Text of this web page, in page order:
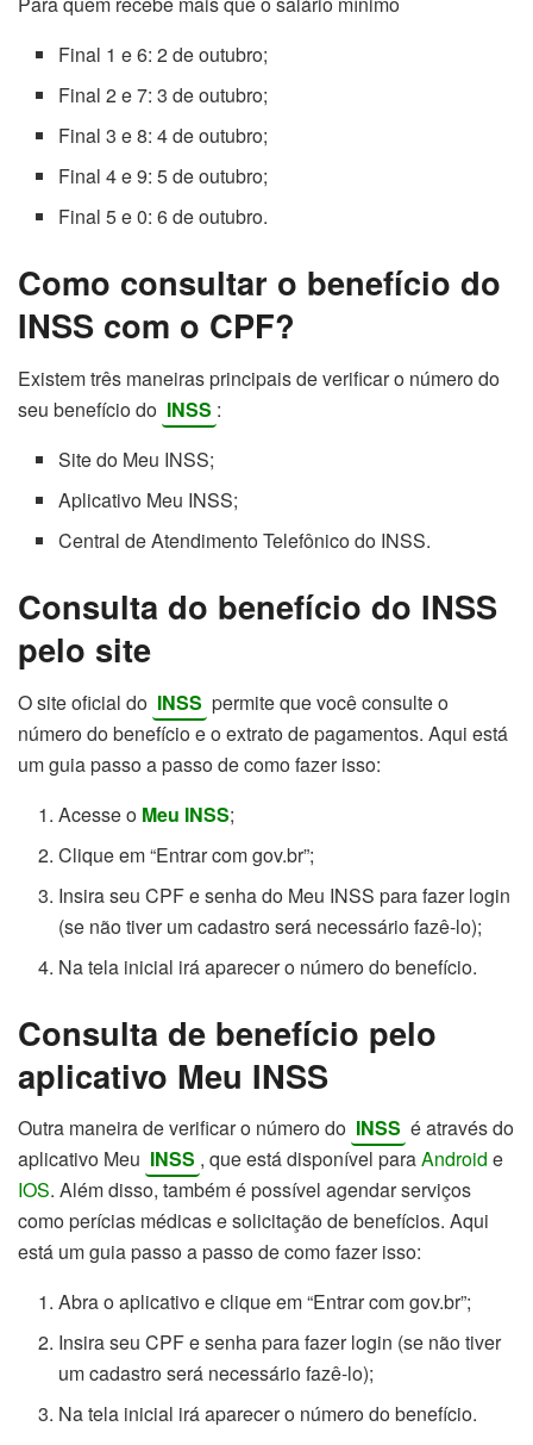
Final 1 e 6: 2 de outubro;
Final 2 e 7: 3 de outubro;
Final 3 e 8: 4 de outubro;
Final 4 e 9: 5 de outubro;
Final 5 e 0: 6 de outubro.
Como consultar o benefício do
INSS com o CPF?
Existem três maneiras principais de verificar o número do
seu benefício do INSS :
Site do Meu INSS;
Aplicativo Meu INSS;
Central de Atendimento Telefônico do INSS.
Consulta do benefício do INSS
pelo site
O site oficial do INSS permite que você consulte o
número do benefício e o extrato de pagamentos. Aqui está
um guia passo a passo de como fazer isso:
Acesse o Meu INSS;
Clique em “Entrar com gov.br”;
Insira seu CPF e senha do Meu INSS para fazer login
(se não tiver um cadastro será necessário fazê-lo);
Na tela inicial irá aparecer o número do benefício.
Consulta de benefício pelo
aplicativo Meu INSS
Outra maneira de verificar o número do INSS é através do
aplicativo Meu INSS , que está disponível paraAndroid e
IOS. Além disso, também é possível agendar serviços
como perícias médicas e solicitação de benefícios. Aqui
está um guia passo a passo de como fazer isso:
Abra o aplicativo e clique em “Entrar com gov.br”;
Insira seu CPF e senha para fazer login (se não tiver
um cadastro será necessário fazê-lo);
Na tela inicial irá aparecer o número do benefício.